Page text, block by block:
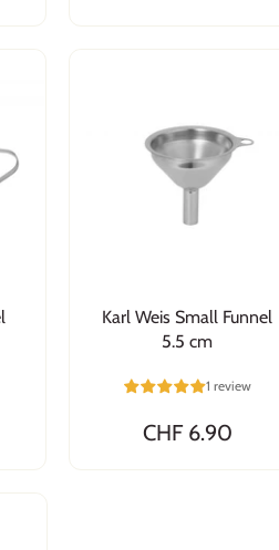
Karl Weis Small Funnel
5.5 cm
1 review
CHF 6.90